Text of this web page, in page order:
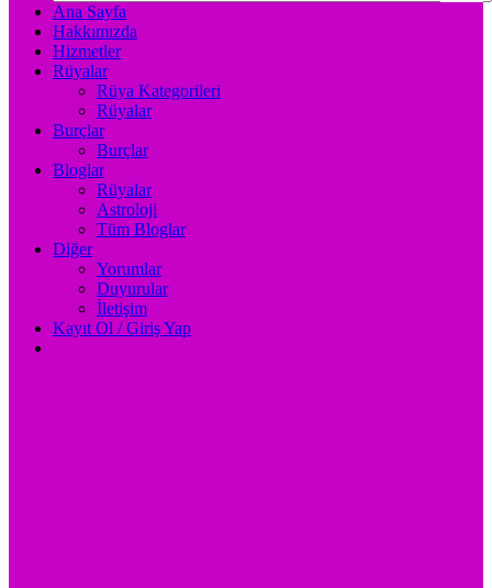
Ana Sayfa
Hakkımızda
Hizmetler
Rüyalar
Rüya Kategorileri
Rüyalar
Burçlar
Burçlar
Bloglar
Rüyalar
Astroloji
Tüm Bloglar
Diğer
Yorumlar
Duyurular
İletişim
Kayıt Ol / Giriş Yap